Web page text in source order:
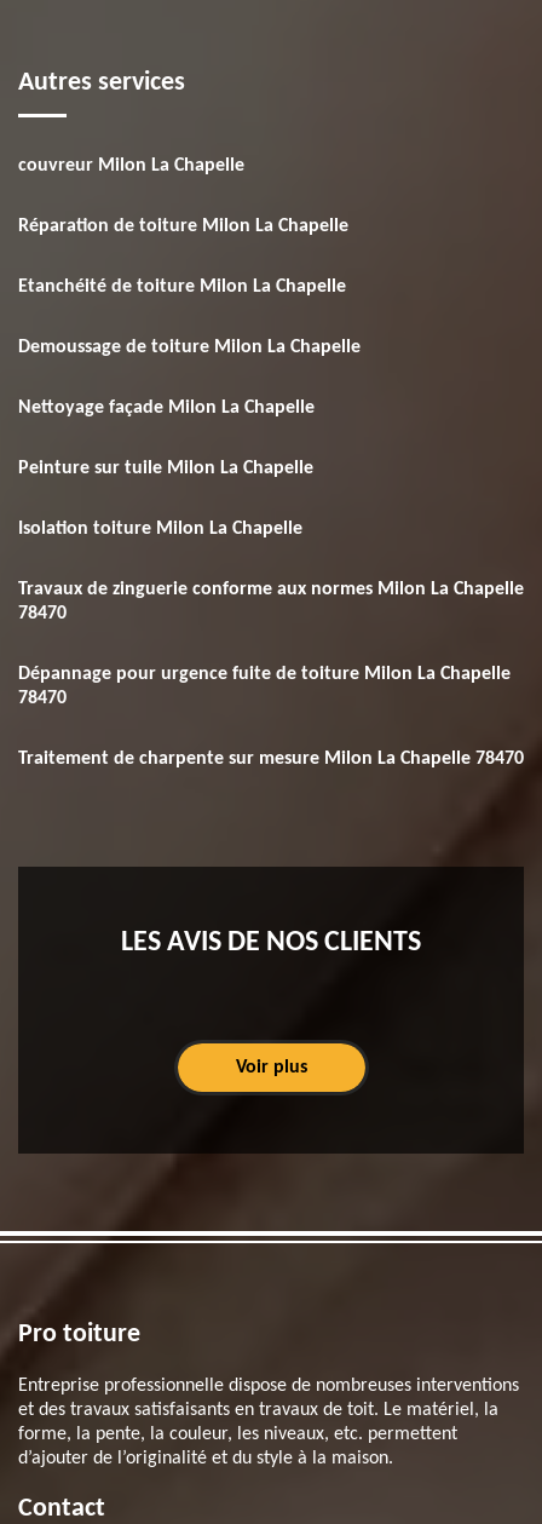
Autres services
couvreur Milon La Chapelle
Réparation de toiture Milon La Chapelle
Etanchéité de toiture Milon La Chapelle
Demoussage de toiture Milon La Chapelle
Nettoyage façade Milon La Chapelle
Peinture sur tuile Milon La Chapelle
Isolation toiture Milon La Chapelle
Travaux de zinguerie conforme aux normes Milon La Chapelle
78470
Dépannage pour urgence fuite de toiture Milon La Chapelle
78470
Traitement de charpente sur mesure Milon La Chapelle 78470
LES AVIS DE NOS CLIENTS
Voir plus
Pro toiture
Entreprise professionnelle dispose de nombreuses interventions
et des travaux satisfaisants en travaux de toit. Le matériel, la
forme, la pente, la couleur, les niveaux, etc. permettent
d’ajouter de l’originalité et du style à la maison.
Contact